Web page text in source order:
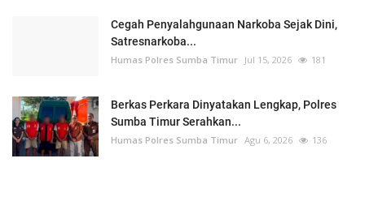
Cegah Penyalahgunaan Narkoba Sejak Dini,
Satresnarkoba...
Humas Polres Sumba Timur Jul 15, 2026 181
Berkas Perkara Dinyatakan Lengkap, Polres
Sumba Timur Serahkan...
Humas Polres Sumba Timur Agu 6, 2026 136